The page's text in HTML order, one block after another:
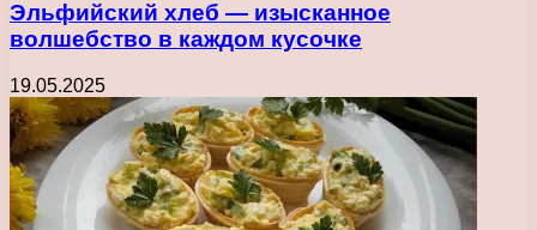
Эльфийский хлеб — изысканное
волшебство в каждом кусочке
19.05.2025